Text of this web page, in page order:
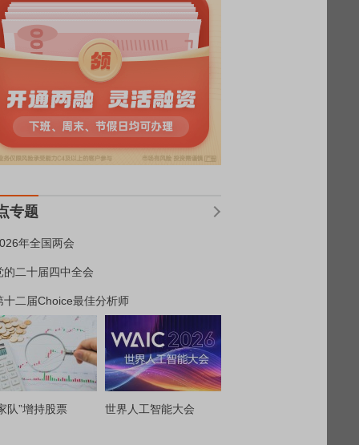
专题
年全国两会
的二十届四中全会
十二届Choice最佳分析师
队”增持股票 世界人工智能大会